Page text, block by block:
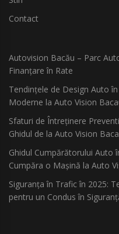
Contact
Autovision Bacău – Parc
Finanțare în Rate
Tendințele de Design Auto
Moderne la Auto Vision
Sfaturi de Întreținere
Ghidul de la Auto Vision
Ghidul Cumpărătorului Auto
Cumpăra o Mașină la Auto
Siguranța în Trafic în 2025:
pentru un Condus în